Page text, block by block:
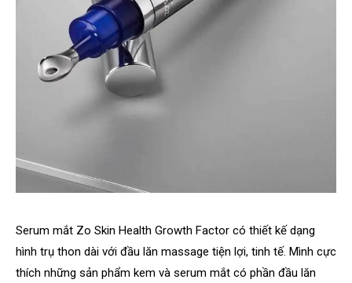
Serum mắt Zo Skin Health Growth Factor có thiết kế dạng
hình trụ thon dài với đầu lăn massage tiện lợi, tinh tế. Mình cực
thích những sản phẩm kem và serum mắt có phần đầu lăn